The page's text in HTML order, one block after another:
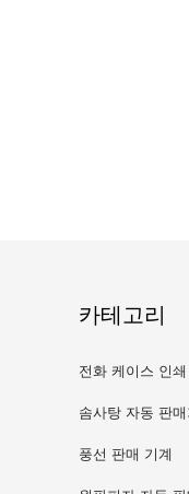
카테고리
전화 케이스 인
솜사탕 자동 판매
풍선 판매 기계